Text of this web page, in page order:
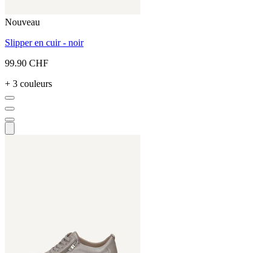
Nouveau
Slipper en cuir - noir
99.90 CHF
+ 3 couleurs